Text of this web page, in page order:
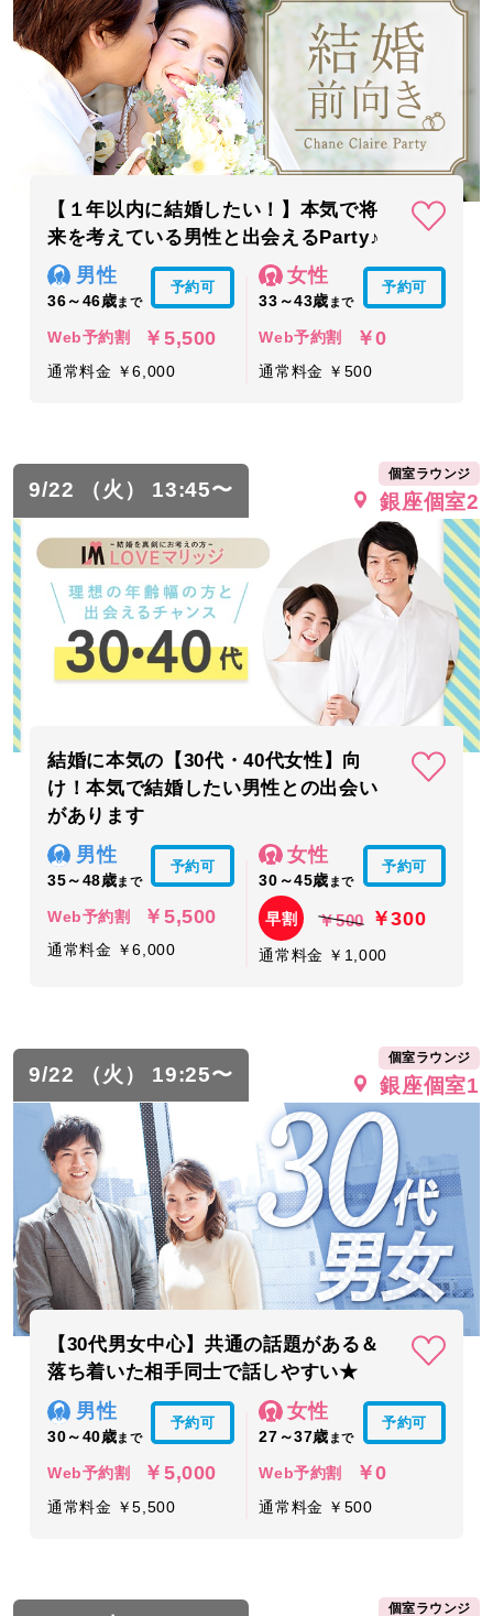
【１年以内に結婚したい！】本気で将
来を考えている男性と出会えるParty♪
男性
36～46歳まで
予約可
Web予約割 ￥5,500
通常料金 ￥6,000
女性
33～43歳 まで
予約可
Web予約割 ￥0
通常料金 ￥500
9/22 （火） 13:45〜
個室ラウンジ
銀座個室2
結婚に本気の【30代・40代女性】向
け！本気で結婚したい男性との出会い
があります
男性
35～48歳まで
予約可
Web予約割 ￥5,500
通常料金 ￥6,000
女性
30～45歳 まで
予約可
早割 ￥500 ￥300
通常料金 ￥1,000
9/22 （火） 19:25〜
個室ラウンジ
銀座個室1
【30代男女中心】共通の話題がある＆
落ち着いた相手同士で話しやすい★
男性
30～40歳まで
予約可
Web予約割 ￥5,000
通常料金 ￥5,500
女性
27～37歳 まで
予約可
Web予約割 ￥0
通常料金 ￥500
個室ラウンジ